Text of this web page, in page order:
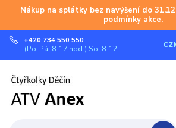
Nákup na splátky bez navýšení do
podmínky akce.
+420 734 550 550
(Po-Pá, 8-17 hod.) So, 8-12